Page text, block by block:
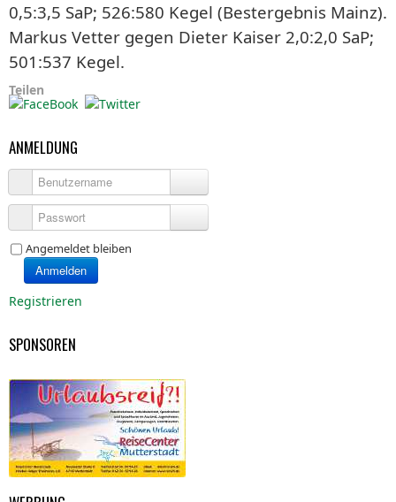
0,5:3,5 SaP; 526:580 Kegel (Bestergebnis Mainz).
Markus Vetter gegen Dieter Kaiser 2,0:2,0 SaP;
501:537 Kegel.
Teilen
ANMELDUNG
Benutzername
Passwort
Angemeldet bleiben
Anmelden
Registrieren
SPONSOREN